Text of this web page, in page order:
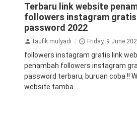
followers instagram Auto
followers followers instagram
followers instagram instan
followers instagram
tutorial
Terbaru link website
followers instagram
password 2022
taufik mulyadi Friday, 9 June
followers instagram gratis link
penambah followers instagram
password terbaru, buruan coba !!
website tamba...